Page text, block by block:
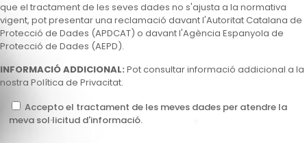
que el tractament de les seves dades no s'ajusta a la normativa
vigent, pot presentar una reclamació davant l'Autoritat Catalana de
Protecció de Dades (APDCAT) o davant l'Agència Espanyola de
Protecció de Dades (AEPD).
INFORMACIÓ ADDICIONAL: Pot consultar informació addicional a la
nostra Política de Privacitat.
Accepto el tractament de les meves dades per atendre la
meva sol·licitud d'informació.